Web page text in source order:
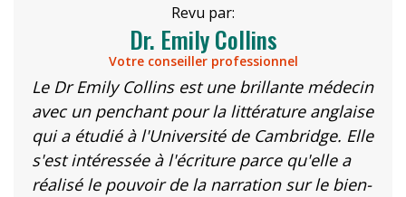
Revu par:
Dr. Emily Collins
Votre conseiller professionnel
Le Dr Emily Collins est une brillante médecin
avec un penchant pour la littérature anglaise
qui a étudié à l'Université de Cambridge. Elle
s'est intéressée à l'écriture parce qu'elle a
réalisé le pouvoir de la narration sur le bien-